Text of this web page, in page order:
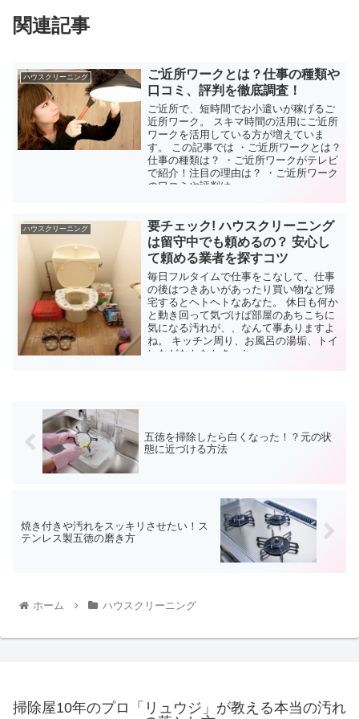
関連記事
ハウスクリーニング
ご近所ワークとは？仕事の種類や
口コミ、評判を徹底調査！
ご近所で、短時間でお小遣いが稼げるご
近所ワーク。 スキマ時間の活用にご近所
ワークを活用している方が増えていま
す。 この記事では ・ご近所ワークとは？
仕事の種類は？ ・ご近所ワークがテレビ
で紹介！注目の理由は？ ・ご近所ワーク
の口コミや評判は...
ハウスクリーニング
要チェック! ハウスクリーニング
は留守中でも頼めるの？ 安心し
て頼める業者を探すコツ
毎日フルタイムで仕事をこなして、仕事
の後はつきあいがあったり買い物など帰
宅するとヘトヘトなあなた。 休日も何か
と動き回って気づけば部屋のあちこちに
気になる汚れが、、なんて事ありますよ
ね。 キッチン周り、お風呂の湯垢、トイ
レなどなかなかきっち...
五徳を掃除したら白くなった！？元の状
態に近づける方法
焼き付きや汚れをスッキリさせたい！ス
テンレス製五徳の磨き方
ホーム ハウスクリーニング
掃除屋10年のプロ「リュウジ」が教える本当の汚れ